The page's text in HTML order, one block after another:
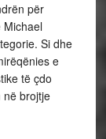
për
Michael
Si dhe
e
të çdo
në brojtje